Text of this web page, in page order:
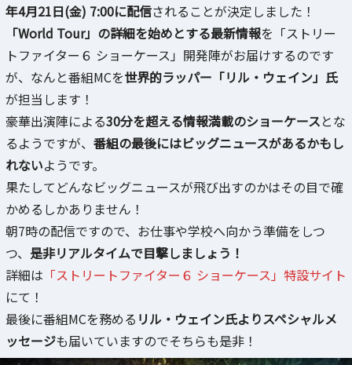
年4月21日(金) 7:00に配信されることが決定しました！
「World Tour」の詳細を始めとする最新情報を「ストリー
トファイター６ ショーケース」開発陣がお届けするのです
が、なんと番組MCを世界的ラッパー「リル・ウェイン」氏
が担当します！
豪華出演陣による30分を超える情報満載のショーケースとな
るようですが、 番組の最後にはビッグニュースがあるかもし
れないようです。
果たしてどんなビッグニュースが飛び出すのかはその目で確
かめるしかありません！
朝7時の配信ですので、お仕事や学校へ向かう準備をしつ
つ、 是非リアルタイムで目撃しましょう！
詳細は 「ストリートファイター６ ショーケース」特設サイト
にて！
最後に番組MCを務める リル・ウェイン氏よりスペシャルメ
ッセージも届いていますのでそちらも是非！